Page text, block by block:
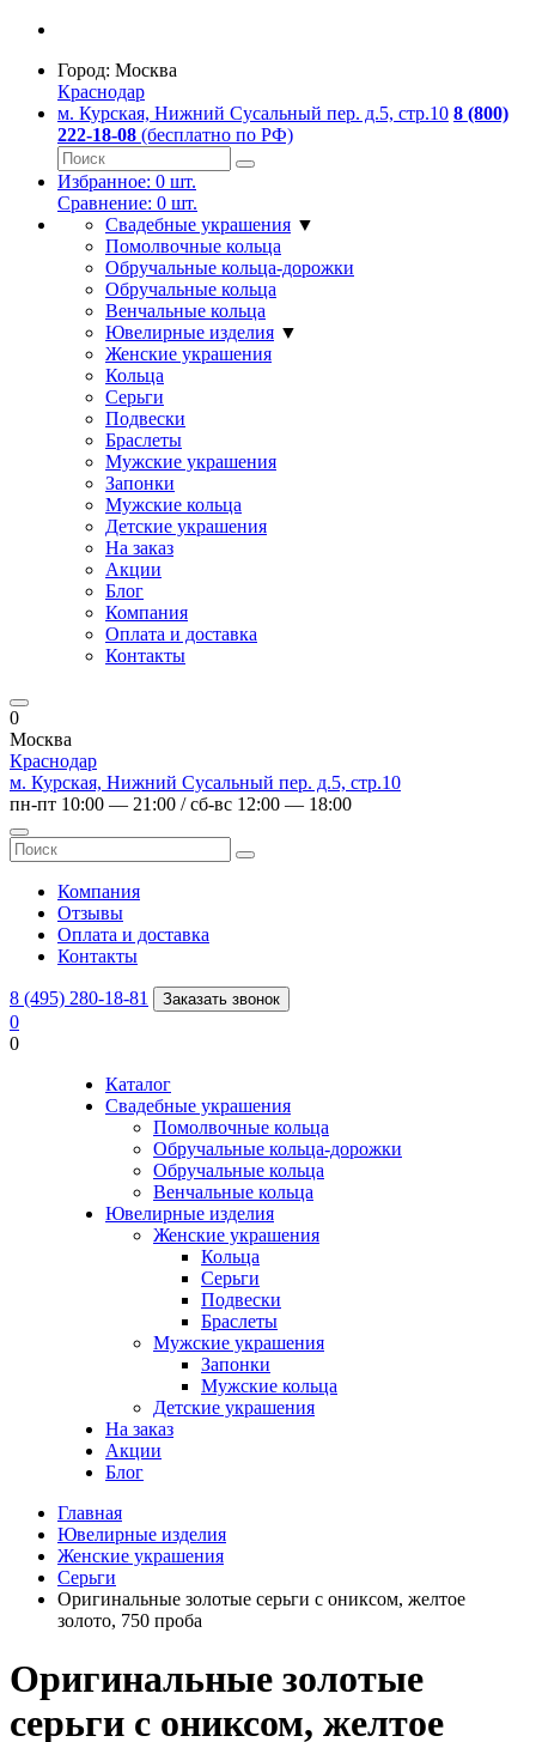
Город: Москва
Краснодар
м. Курская, Нижний Сусальный пер. д.5, стр.10 8 (800)
222-18-08 (бесплатно по РФ)
Избранное: 0 шт.
Сравнение: 0 шт.
Свадебные украшения ▼
Помолвочные кольца
Обручальные кольца-дорожки
Обручальные кольца
Венчальные кольца
Ювелирные изделия ▼
Женские украшения
Кольца
Серьги
Подвески
Браслеты
Мужские украшения
Запонки
Мужские кольца
Детские украшения
На заказ
Акции
Блог
Компания
Оплата и доставка
Контакты
0
Москва
Краснодар
м. Курская, Нижний Сусальный пер. д.5, стр.10
пн-пт 10:00 — 21:00 / сб-вс 12:00 — 18:00
Компания
Отзывы
Оплата и доставка
Контакты
8 (495) 280-18-81 Заказать звонок
0
0
Каталог
Свадебные украшения
Помолвочные кольца
Обручальные кольца-дорожки
Обручальные кольца
Венчальные кольца
Ювелирные изделия
Женские украшения
Кольца
Серьги
Подвески
Браслеты
Мужские украшения
Запонки
Мужские кольца
Детские украшения
На заказ
Акции
Блог
Главная
Ювелирные изделия
Женские украшения
Серьги
Оригинальные золотые серьги с ониксом, желтое
золото, 750 проба
Оригинальные золотые
серьги с ониксом, желтое